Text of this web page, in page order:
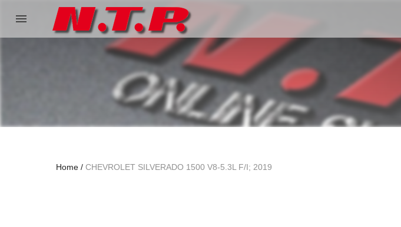
menu
Home CHEVROLET SILVERADO 1500 V8-5.3L F/I; 2019